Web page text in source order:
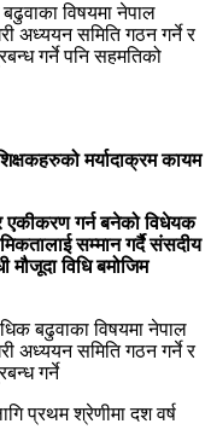
विषयमा नेपाल
अध्ययन समिति गठन गर्ने र
गर्ने पनि सहमतिको
मर्यादाक्रम कायम
एकीकरण गर्न बनेको विधेयक
सम्मान गर्दै संसदीय
विधि बमोजिम
बढुवाका विषयमा नेपाल
अध्ययन समिति गठन गर्ने र
गर्ने
प्रथम श्रेणीमा दश वर्ष